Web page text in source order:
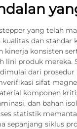
yang telah
dan standar
kinerja konsisten
lini produk mereka.
dari prosedur
sifat
komponen
dan bahan
statistik
sepanjang siklus